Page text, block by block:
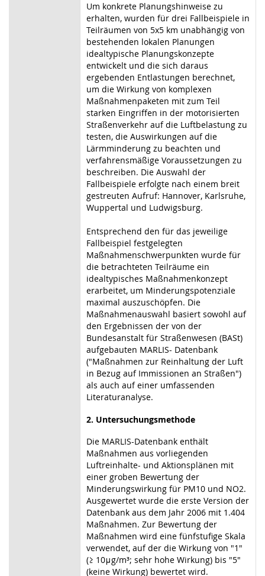
Um konkrete Planungshinweise zu
erhalten, wurden für drei Fallbeispiele in
Teilräumen von 5x5 km unabhängig von
bestehenden lokalen Planungen
idealtypische Planungskonzepte
entwickelt und die sich daraus
ergebenden Entlastungen berechnet,
um die Wirkung von komplexen
Maßnahmenpaketen mit zum Teil
starken Eingriffen in der motorisierten
Straßenverkehr auf die Luftbelastung zu
testen, die Auswirkungen auf die
Lärmminderung zu beachten und
verfahrensmäßige Voraussetzungen zu
beschreiben. Die Auswahl der
Fallbeispiele erfolgte nach einem breit
gestreuten Aufruf: Hannover, Karlsruhe,
Wuppertal und Ludwigsburg.
Entsprechend den für das jeweilige
Fallbeispiel festgelegten
Maßnahmenschwerpunkten wurde für
die betrachteten Teilräume ein
idealtypisches Maßnahmenkonzept
erarbeitet, um Minderungspotenziale
maximal auszuschöpfen. Die
Maßnahmenauswahl basiert sowohl auf
den Ergebnissen der von der
Bundesanstalt für Straßenwesen (BASt)
aufgebauten MARLIS- Datenbank
("Maßnahmen zur Reinhaltung der Luft
in Bezug auf Immissionen an Straßen")
als auch auf einer umfassenden
Literaturanalyse.
2. Untersuchungsmethode
Die MARLIS-Datenbank enthält
Maßnahmen aus vorliegenden
Luftreinhalte- und Aktionsplänen mit
einer groben Bewertung der
Minderungswirkung für PM10 und NO2.
Ausgewertet wurde die erste Version der
Datenbank aus dem Jahr 2006 mit 1.404
Maßnahmen. Zur Bewertung der
Maßnahmen wird eine fünfstufige Skala
verwendet, auf der die Wirkung von "1"
(≥ 10μg/m³; sehr hohe Wirkung) bis "5"
(keine Wirkung) bewertet wird.